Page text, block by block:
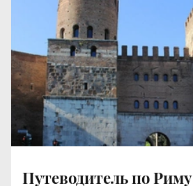
Путеводитель по